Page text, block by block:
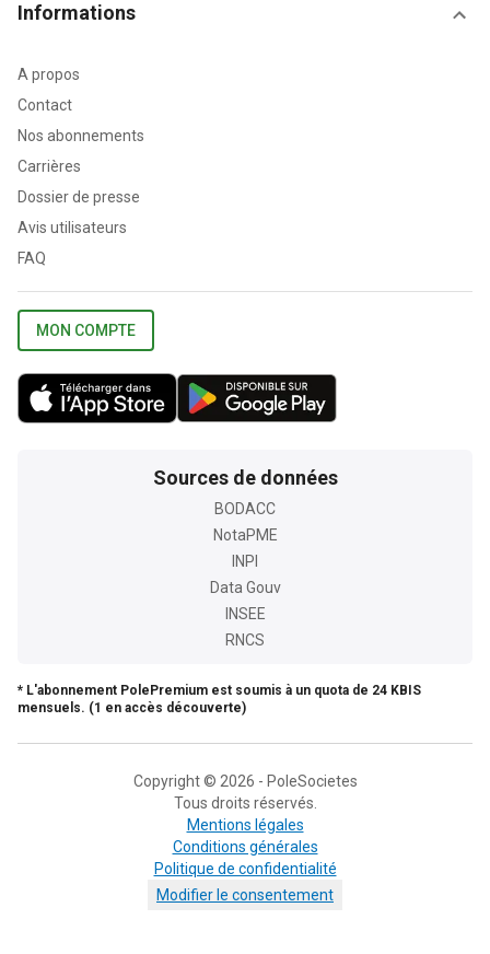
Informations
A propos
Contact
Nos abonnements
Carrières
Dossier de presse
Avis utilisateurs
FAQ
MON COMPTE
Sources de données
BODACC
NotaPME
INPI
Data Gouv
INSEE
RNCS
* L'abonnement PolePremium est soumis à un quota de 24 KBIS
mensuels. (1 en accès découverte)
Copyright © 2026 - PoleSocietes
Tous droits réservés.
Mentions légales
Conditions générales
Politique de confidentialité
Modifier le consentement